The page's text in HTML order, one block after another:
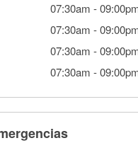
07:30am -
07:30am -
07:30am -
07:30am -